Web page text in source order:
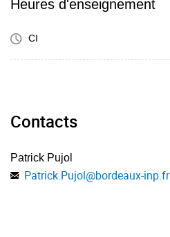
Heures d'enseignement
CI
Contacts
Patrick Pujol
Patrick.Pujol@bordeaux-inp.fr